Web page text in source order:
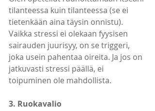
tilanteessa kuin tilanteessa (se ei
tietenkään aina täysin onnistu).
Vaikka stressi ei olekaan fyysisen
sairauden juurisyy, on se triggeri,
joka usein pahentaa oireita. Ja jos on
jatkuvasti stressi päällä, ei
toipuminen ole mahdollista.
3. Ruokavalio